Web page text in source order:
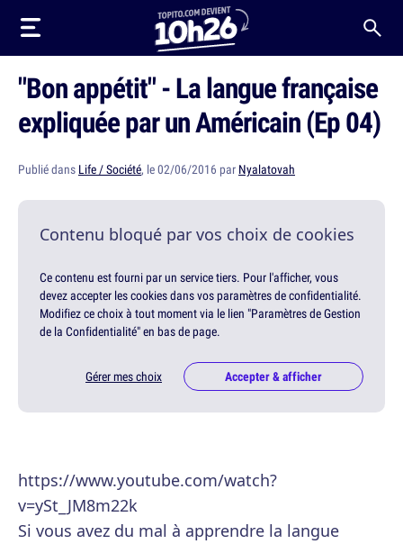
"Bon appétit" - La langue française
expliquée par un Américain (Ep 04)
Publié dans Life / Société, le 02/06/2016 par Nyalatovah
Contenu bloqué par vos choix de cookies
Ce contenu est fourni par un service tiers. Pour l'afficher, vous
devez accepter les cookies dans vos paramètres de confidentialité.
Modifiez ce choix à tout moment via le lien "Paramètres de Gestion
de la Confidentialité" en bas de page.
Gérer mes choix Accepter & afficher
https://www.youtube.com/watch?
v=ySt_JM8m22k
Si vous avez du mal à apprendre la langue